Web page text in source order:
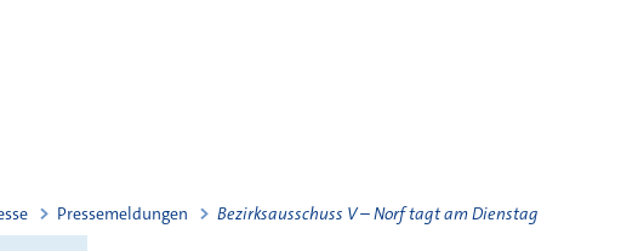
Pressemeldungen Bezirksausschuss V – Norf tagt am Dienstag